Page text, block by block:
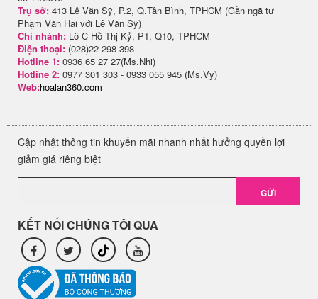
Trụ sở: 413 Lê Văn Sỹ, P.2, Q.Tân Bình, TPHCM (Gần ngã tư
Phạm Văn Hai với Lê Văn Sỹ)
Chi nhánh: Lô C Hồ Thị Kỷ, P1, Q10, TPHCM
Điện thoại: (028)22 298 398
Hotline 1: 0936 65 27 27(Ms.Nhi)
Hotline 2: 0977 301 303 - 0933 055 945 (Ms.Vy)
Web:hoalan360.com
Cập nhật thông tin khuyến mãi nhanh nhất hưởng quyền lợi
giảm giá riêng biệt
GỬI
KẾT NỐI CHÚNG TÔI QUA